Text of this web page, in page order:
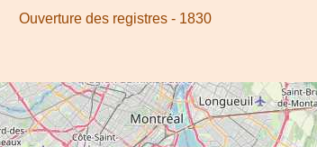
Ouverture des registres - 1830